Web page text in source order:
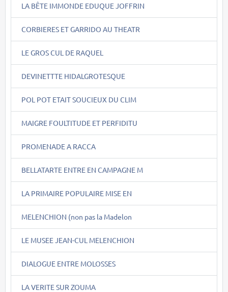
LA BÊTE IMMONDE EDUQUE JOFFRIN
CORBIERES ET GARRIDO AU THEATR
LE GROS CUL DE RAQUEL
DEVINETTTE HIDALGROTESQUE
POL POT ETAIT SOUCIEUX DU CLIM
MAIGRE FOULTITUDE ET PERFIDITU
PROMENADE A RACCA
BELLATARTE ENTRE EN CAMPAGNE M
LA PRIMAIRE POPULAIRE MISE EN
MELENCHION (non pas la Madelon
LE MUSEE JEAN-CUL MELENCHION
DIALOGUE ENTRE MOLOSSES
LA VERITE SUR ZOUMA